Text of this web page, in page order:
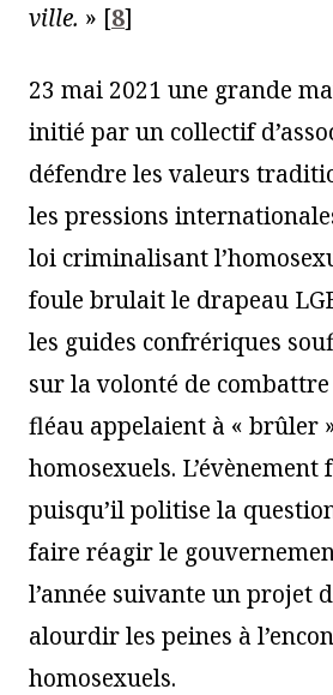
ville. » [8]
23 mai 2021 une grande
initié par un collectif
défendre les valeurs
les pressions
loi criminalisant
foule brulait le drapeau
les guides confrériques
sur la volonté de
fléau appelaient à « brûler
homosexuels.
puisqu’il politise la
faire réagir le
l’année suivante un projet
alourdir les peines à
homosexuels.